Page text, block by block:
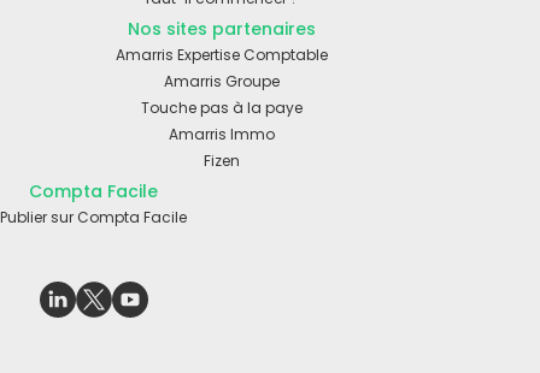
Nos sites partenaires
Amarris Expertise Comptable
Amarris Groupe
Touche pas à la paye
Amarris Immo
Fizen
Compta Facile
Publier sur Compta Facile